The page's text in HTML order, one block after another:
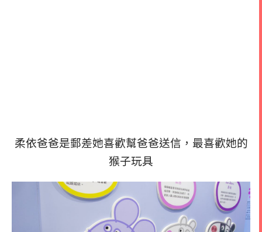
柔依爸爸是郵差她喜歡幫爸爸送信，最喜歡她的
猴子玩具